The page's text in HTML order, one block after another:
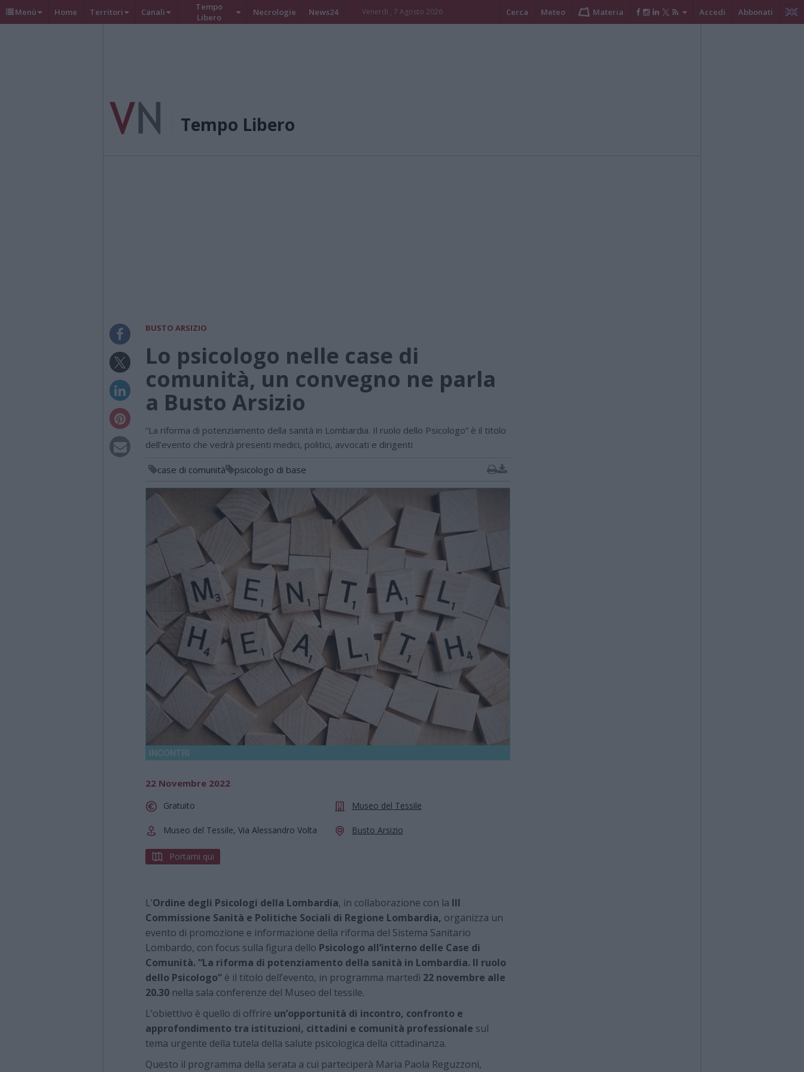
Menù Home Territori Canali
Tempo
Libero
Necrologie News24 Venerdi , 7 Agosto 2026 Cerca Meteo Materia Accedi Abbonati
Tempo Libero
BUSTO ARSIZIO
Lo psicologo nelle case di
comunità, un convegno ne parla
a Busto Arsizio
“La riforma di potenziamento della sanità in Lombardia. Il ruolo dello Psicologo” è il titolo
dell’evento che vedrà presenti medici, politici, avvocati e dirigenti
case di comunità psicologo di base
INCONTRI
22 Novembre 2022
Gratuito Museo del Tessile
Museo del Tessile, Via Alessandro Volta Busto Arsizio
Portami qui
L’Ordine degli Psicologi della Lombardia, in collaborazione con la III
Commissione Sanità e Politiche Sociali di Regione Lombardia, organizza un
evento di promozione e informazione della riforma del Sistema Sanitario
Lombardo, con focus sulla figura dello Psicologo all’interno delle Case di
Comunità. “La riforma di potenziamento della sanità in Lombardia. Il ruolo
dello Psicologo” è il titolo dell’evento, in programma martedì 22 novembre alle
20.30 nella sala conferenze del Museo del tessile.
L’obiettivo è quello di offrire un’opportunità di incontro, confronto e
approfondimento tra istituzioni, cittadini e comunità professionale sul
tema urgente della tutela della salute psicologica della cittadinanza.
Questo il programma della serata a cui parteciperà Maria Paola Reguzzoni,